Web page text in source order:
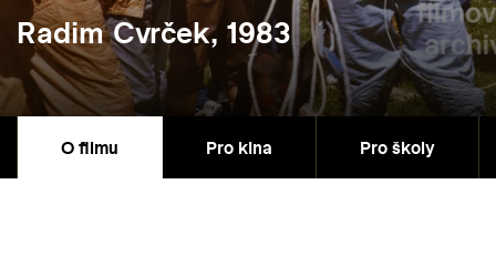
Radim Cvrček, 1983
O filmu Pro kina Pro školy